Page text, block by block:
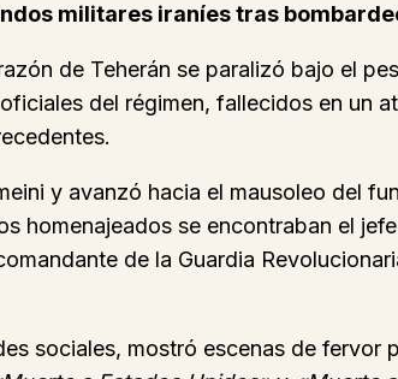
militares iraníes tras
de Teherán se paralizó bajo el
del régimen, fallecidos en un
y avanzó hacia el mausoleo del
homenajeados se encontraban el
de la Guardia
sociales, mostró escenas de